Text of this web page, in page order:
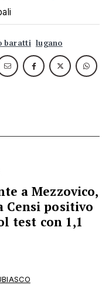
baratti lugano
a Mezzovico,
Censi positivo
test con 1,1